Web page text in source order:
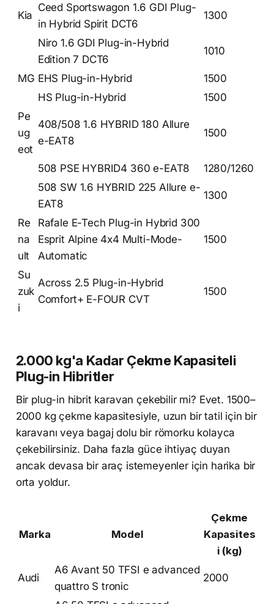
Kia
Ceed Sportswagon 1.6 GDI Plug-
in Hybrid Spirit DCT6
1300
Niro 1.6 GDI Plug-in-Hybrid
Edition 7 DCT6
1010
MG EHS Plug-in-Hybrid
1500
HS Plug-in-Hybrid
1500
Pe
ug
eot
408/508 1.6 HYBRID 180 Allure
e-EAT8
1500
508 PSE HYBRID4 360 e-EAT8
1280/1260
508 SW 1.6 HYBRID 225 Allure e-
EAT8
1300
Re
na
ult
Rafale E-Tech Plug-in Hybrid 300
Esprit Alpine 4x4 Multi-Mode-
Automatic
1500
Su
zuk
i
Across 2.5 Plug-in-Hybrid
Comfort+ E-FOUR CVT
1500
2.000 kg'a Kadar Çekme Kapasiteli
Plug-in Hibritler
Bir plug-in hibrit karavan çekebilir mi? Evet. 1500–
2000 kg çekme kapasitesiyle, uzun bir tatil için bir
karavanı veya bagaj dolu bir römorku kolayca
çekebilirsiniz. Daha fazla güce ihtiyaç duyan
ancak devasa bir araç istemeyenler için harika bir
orta yoldur.
Marka Model
Çekme
Kapasites
i (kg)
Audi
A6 Avant 50 TFSI e advanced
quattro S tronic
2000